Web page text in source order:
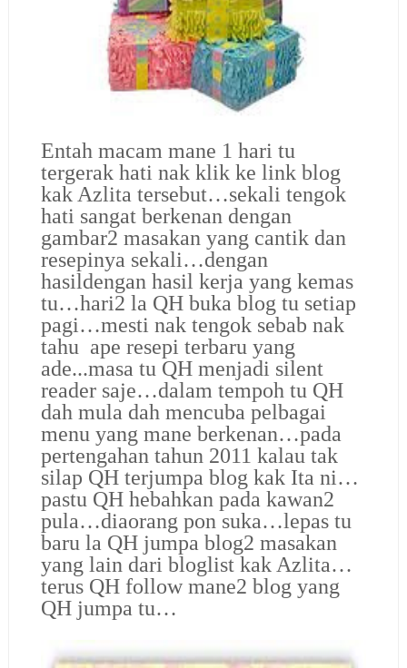
Entah macam mane 1 hari tu
tergerak hati nak klik ke link blog
kak Azlita tersebut…sekali tengok
hati sangat berkenan dengan
gambar2 masakan yang cantik dan
resepinya sekali…dengan
hasildengan hasil kerja yang kemas
tu…hari2 la QH buka blog tu setiap
pagi…mesti nak tengok sebab nak
tahu ape resepi terbaru yang
ade...masa tu QH menjadi silent
reader saje…dalam tempoh tu QH
dah mula dah mencuba pelbagai
menu yang mane berkenan…pada
pertengahan tahun 2011 kalau tak
silap QH terjumpa blog kak Ita ni…
pastu QH hebahkan pada kawan2
pula…diaorang pon suka…lepas tu
baru la QH jumpa blog2 masakan
yang lain dari bloglist kak Azlita…
terus QH follow mane2 blog yang
QH jumpa tu…